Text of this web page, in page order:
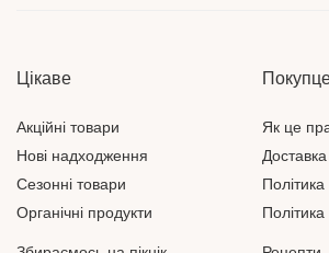
Цікаве
Акційні товари
Нові надходження
Сезонні товари
Органічні продукти
Як це